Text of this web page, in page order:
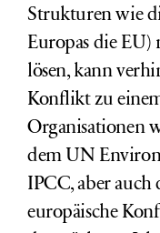
Strukturen wie
Europas die
lösen, kann
Konflikt zu
Organisationen
dem UN
IPCC, aber
europäische